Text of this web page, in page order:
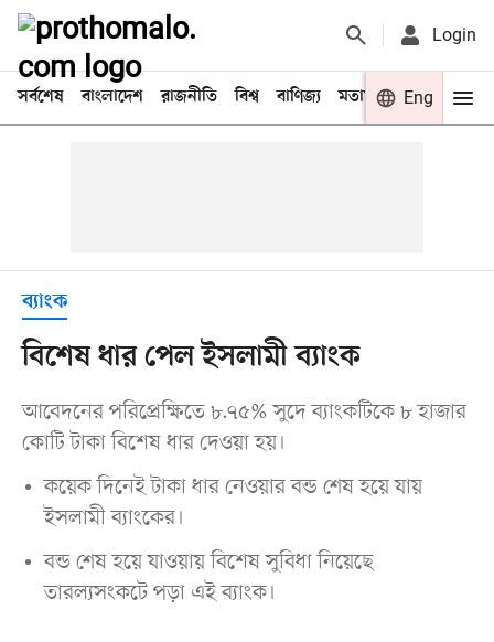
Login
সর্বশেষ বাংলাদেশ রাজনীতি বিশ্ব বাণিজ্য মতামত খেলা
Eng
ব্যাংক
বিশেষ ধার পেল ইসলামী ব্যাংক
আবেদনের পরিপ্রেক্ষিতে ৮.৭৫% সুদে ব্যাংকটিকে ৮ হাজার
কোটি টাকা বিশেষ ধার দেওয়া হয়।
কয়েক দিনেই টাকা ধার নেওয়ার বন্ড শেষ হয়ে যায়
ইসলামী ব্যাংকের।
বন্ড শেষ হয়ে যাওয়ায় বিশেষ সুবিধা নিয়েছে
তারল্যসংকটে পড়া এই ব্যাংক।